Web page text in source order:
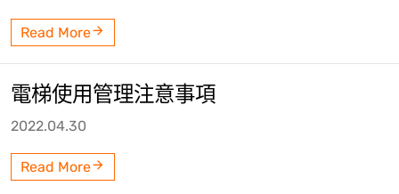
Read More
電梯使用管理注意事項
2022.04.30
Read More